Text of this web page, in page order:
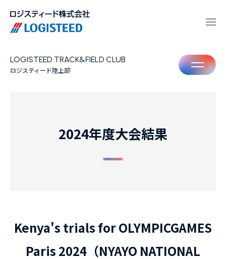
LOGISTEED TRACK&FIELD CLUB
ロジスティード陸上部
2024年度大会結果
Kenya's trials for OLYMPICGAMES
Paris 2024（NYAYO NATIONAL